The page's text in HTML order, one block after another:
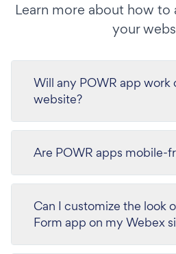
Learn more about how to
your
Will any POWR app work
website?
Are POWR apps mobile-
Can I customize the look
Form app on my Webex